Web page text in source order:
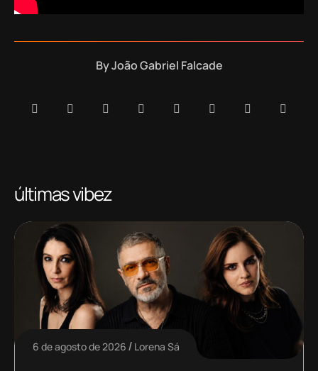
ByJoão Gabriel Falcade
últimas vibez
6 de agosto de 2026 Lorena Sá